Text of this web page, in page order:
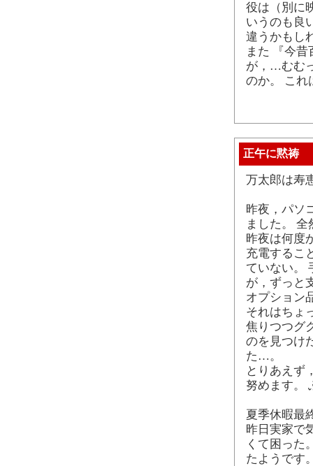
役は（別に
いうのも良
違うかもし
また 『今
が，…むむ
のか。 これ
正午に黙祷
万太郎は寿
昨夜，パソ
ました。
昨夜は何度
充電するこ
ていない。
が，ずっと
オプション
それはちょ
焦りつつグ
のを見つけ
た…。
とりあえず
努めます。
夏季休暇最
昨日実家で
くて困った
たようです